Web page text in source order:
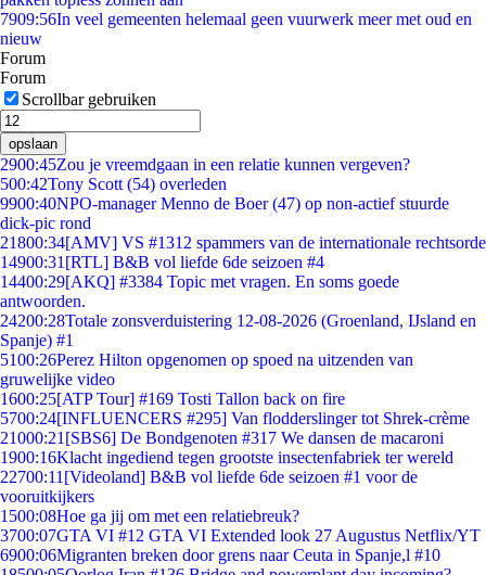
7909:56In veel gemeenten helemaal geen vuurwerk meer met oud en
nieuw
Forum
Forum
Scrollbar gebruiken
opslaan
2900:45Zou je vreemdgaan in een relatie kunnen vergeven?
500:42Tony Scott (54) overleden
9900:40NPO-manager Menno de Boer (47) op non-actief stuurde
dick-pic rond
21800:34[AMV] VS #1312 spammers van de internationale rechtsorde
14900:31 [RTL] B&B vol liefde 6de seizoen #4
14400:29[AKQ] #3384 Topic met vragen. En soms goede
antwoorden.
24200:28Totale zonsverduistering 12-08-2026 (Groenland, IJsland en
Spanje) #1
5100:26Perez Hilton opgenomen op spoed na uitzenden van
gruwelijke video
1600:25[ATP Tour] #169 Tosti Tallon back on fire
5700:24[INFLUENCERS #295] Van flodderslinger tot Shrek-crème
21000:21 [SBS6] De Bondgenoten #317 We dansen de macaroni
1900:16Klacht ingediend tegen grootste insectenfabriek ter wereld
22700:11 [Videoland] B&B vol liefde 6de seizoen #1 voor de
vooruitkijkers
1500:08Hoe ga jij om met een relatiebreuk?
3700:07GTA VI #12 GTA VI Extended look 27 Augustus Netflix/YT
6900:06Migranten breken door grens naar Ceuta in Spanje,l #10